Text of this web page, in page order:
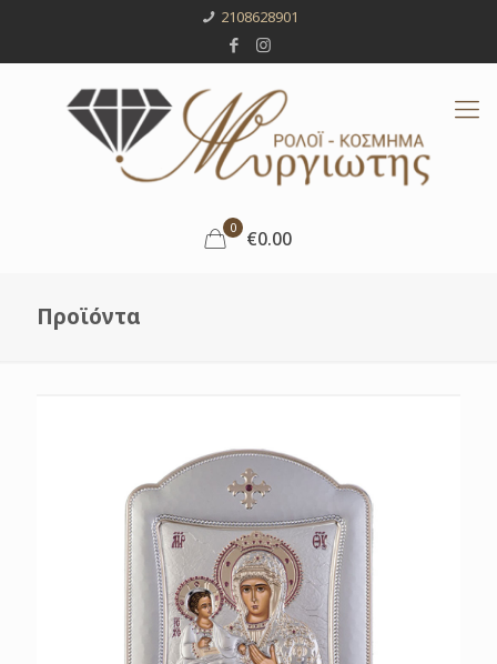
2108628901
0 €0.00
Προϊόντα